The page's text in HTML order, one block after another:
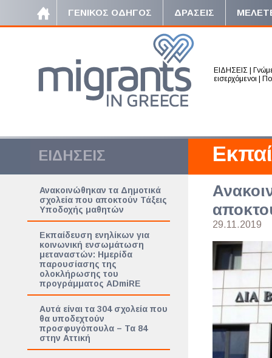
ΓΕΝΙΚΟΣ ΟΔΗΓΟΣ ΔΡΑΣΕΙΣ
ΕΙΔΗΣΕΙΣ
εισερχόμενοι
ΕΙΔΗΣΕΙΣ
Ανακοινώθηκαν τα Δημοτικά
σχολεία που αποκτούν Τάξεις
Υποδοχής μαθητών
Εκπαίδευση ενηλίκων για
κοινωνική ενσωμάτωση
μεταναστών: Ημερίδα
παρουσίασης της
ολοκλήρωσης του
προγράμματος ADmiRE
Αυτά είναι τα 304 σχολεία που
θα υποδεχτούν
προσφυγόπουλα – Τα 84
στην Αττική
29.11.2019